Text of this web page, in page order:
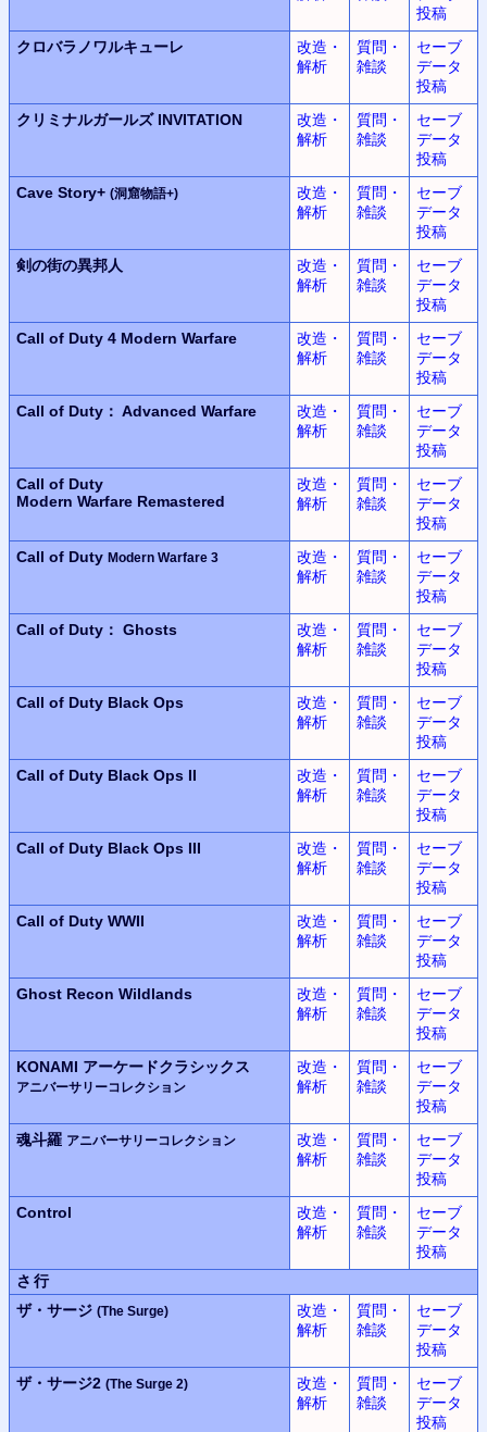
投稿
クロバラノワルキューレ
改造・
解析
質問・
雑談
セーブ
データ
投稿
クリミナルガールズ INVITATION
改造・
解析
質問・
雑談
セーブ
データ
投稿
Cave Story+ (洞窟物語+)
改造・
解析
質問・
雑談
セーブ
データ
投稿
剣の街の異邦人
改造・
解析
質問・
雑談
セーブ
データ
投稿
Call of Duty 4 Modern Warfare
改造・
解析
質問・
雑談
セーブ
データ
投稿
Call of Duty： Advanced Warfare
改造・
解析
質問・
雑談
セーブ
データ
投稿
Call of Duty
Modern Warfare Remastered
改造・
解析
質問・
雑談
セーブ
データ
投稿
Call of Duty Modern Warfare 3
改造・
解析
質問・
雑談
セーブ
データ
投稿
Call of Duty： Ghosts
改造・
解析
質問・
雑談
セーブ
データ
投稿
Call of Duty Black Ops
改造・
解析
質問・
雑談
セーブ
データ
投稿
Call of Duty Black Ops II
改造・
解析
質問・
雑談
セーブ
データ
投稿
Call of Duty Black Ops III
改造・
解析
質問・
雑談
セーブ
データ
投稿
Call of Duty WWII
改造・
解析
質問・
雑談
セーブ
データ
投稿
Ghost Recon Wildlands
改造・
解析
質問・
雑談
セーブ
データ
投稿
KONAMI アーケードクラシックス
アニバーサリーコレクション
改造・
解析
質問・
雑談
セーブ
データ
投稿
魂斗羅 アニバーサリーコレクション
改造・
解析
質問・
雑談
セーブ
データ
投稿
Control
改造・
解析
質問・
雑談
セーブ
データ
投稿
さ行
ザ・サージ (The Surge)
改造・
解析
質問・
雑談
セーブ
データ
投稿
ザ・サージ2 (The Surge 2)
改造・
解析
質問・
雑談
セーブ
データ
投稿